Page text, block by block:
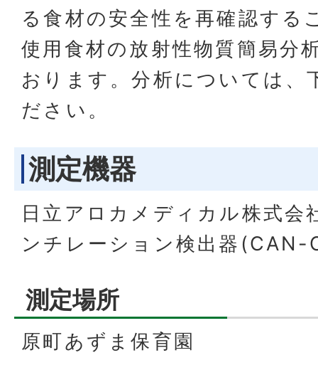
る食材の安全性を再確認する
使用食材の放射性物質簡易分
おります。分析については、
ださい。
測定機器
日立アロカメディカル株式
ンチレーション検出器
測定場所
原町あずま保育園